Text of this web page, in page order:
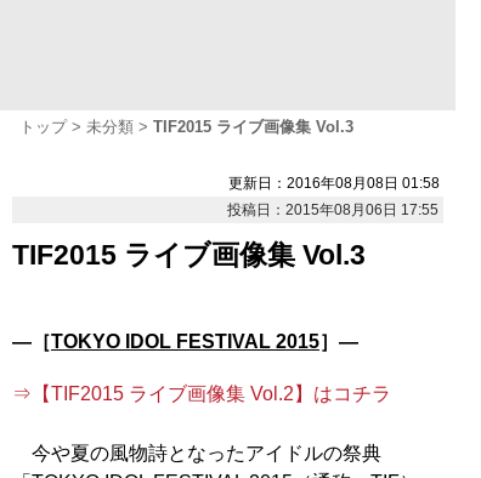
トップ 未分類 TIF2015 ライブ画像集 Vol.3
更新日：2016年08月08日 01:58
投稿日：2015年08月06日 17:55
TIF2015 ライブ画像集 Vol.3
―［TOKYO IDOL FESTIVAL 2015］―
⇒【TIF2015 ライブ画像集 Vol.2】はコチラ
今や夏の風物詩となったアイドルの祭典